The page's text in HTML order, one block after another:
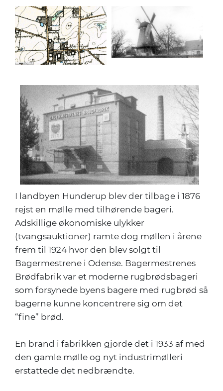
I landbyen Hunderup blev der tilbage i 1876
rejst en mølle med tilhørende bageri.
Adskillige økonomiske ulykker
(tvangsauktioner) ramte dog møllen i årene
frem til 1924 hvor den blev solgt til
Bagermestrene i Odense. Bagermestrenes
Brødfabrik var et moderne rugbrødsbageri
som forsynede byens bagere med rugbrød så
bagerne kunne koncentrere sig om det
“fine” brød.
En brand i fabrikken gjorde det i 1933 af med
den gamle mølle og nyt industrimølleri
erstattede det nedbrændte.